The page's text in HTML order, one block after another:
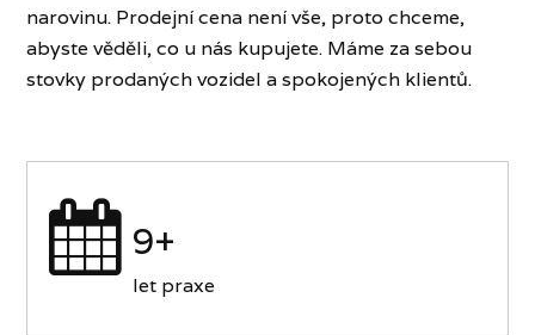
narovinu. Prodejní cena není vše, proto chceme,
abyste věděli, co u nás kupujete. Máme za sebou
stovky prodaných vozidel a spokojených klientů.
9+
let praxe